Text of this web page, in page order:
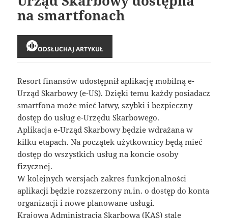
na smartfonach
ODSŁUCHAJ ARTYKUŁ
Resort finansów udostępnił aplikację mobilną e-
Urząd Skarbowy (e-US). Dzięki temu każdy posiadacz
smartfona może mieć łatwy, szybki i bezpieczny
dostęp do usług e-Urzędu Skarbowego.
Aplikacja e-Urząd Skarbowy będzie wdrażana w
kilku etapach. Na początek użytkownicy będą mieć
dostęp do wszystkich usług na koncie osoby
fizycznej.
W kolejnych wersjach zakres funkcjonalności
aplikacji będzie rozszerzony m.in. o dostęp do konta
organizacji i nowe planowane usługi.
Krajowa Administracja Skarbowa (KAS) stale